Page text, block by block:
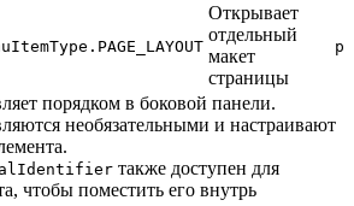
Открывает
отдельный
макет
страницы
порядком в боковой панели.
необязательными и настраивают
также доступен для
чтобы поместить его внутрь